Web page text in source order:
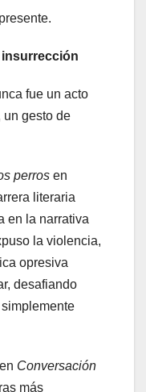
insurrección
fue un acto
un gesto de
perros en
literaria
en la narrativa
la violencia,
opresiva
desafiando
Conversación
más